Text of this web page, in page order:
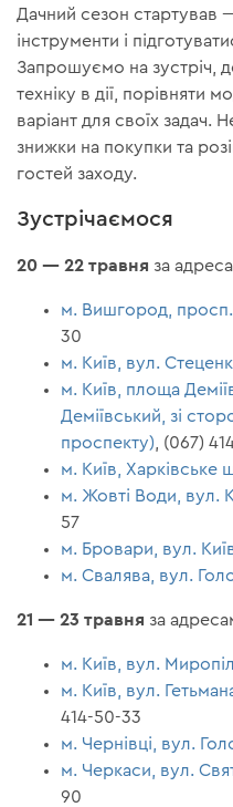
Дачний сезон стартував
інструменти і
Запрошуємо на зустріч,
техніку в дії, порівняти
варіант для своїх задач.
знижки на покупки та
гостей заходу.
Зустрічаємося
20 — 22 травня за
м. Вишгород, просп.
30
м. Київ, вул.
м. Київ, площа
Деміївський, зі
проспекту) , (067)
м. Київ, Харківське
м. Жовті Води, вул.
57
м. Бровари, вул.
м. Свалява, вул.
21 — 23 травня за
м. Київ, вул.
м. Київ, вул.
414-50-33
м. Чернівці, вул.
м. Черкаси, вул.
90